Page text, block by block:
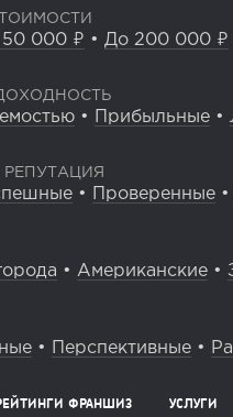
000 ₽ • До 200 000 ₽
• Прибыльные •
РЕПУТАЦИЯ
• Проверенные •
• Американские •
• Перспективные •
ФРАНШИЗ УСЛУГИ